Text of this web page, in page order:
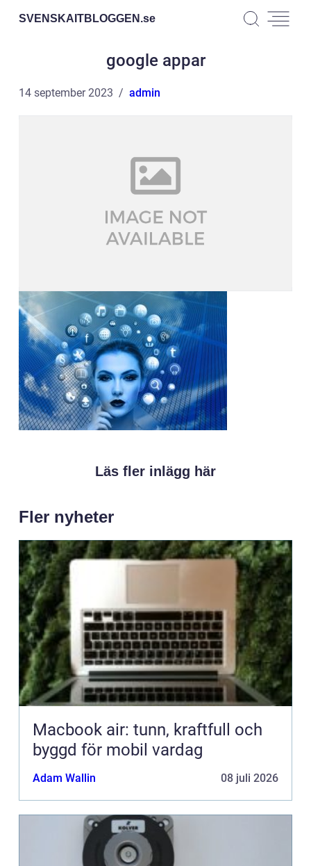
SVENSKAITBLOGGEN.se
google appar
14 september 2023 admin
Läs fler inlägg här
Fler nyheter
Macbook air: tunn, kraftfull och
byggd för mobil vardag
Adam Wallin 08 juli 2026